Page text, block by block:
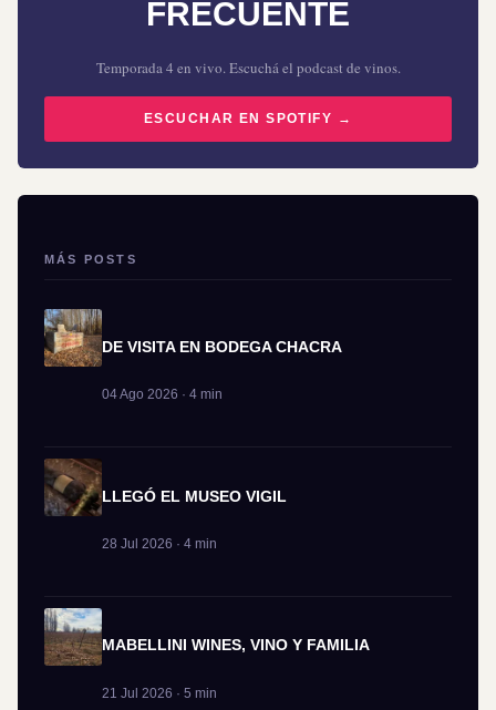
FRECUENTE
Temporada 4 en vivo. Escuchá el podcast de vinos.
ESCUCHAR EN SPOTIFY →
MÁS POSTS
DE VISITA EN BODEGA CHACRA
04 Ago 2026 · 4 min
LLEGÓ EL MUSEO VIGIL
28 Jul 2026 · 4 min
MABELLINI WINES, VINO Y FAMILIA
21 Jul 2026 · 5 min